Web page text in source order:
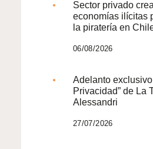
Sector privado
economías ilícitas
la piratería en
06/08/2026
Adelanto
Privacidad” de La
Alessandri
27/07/2026